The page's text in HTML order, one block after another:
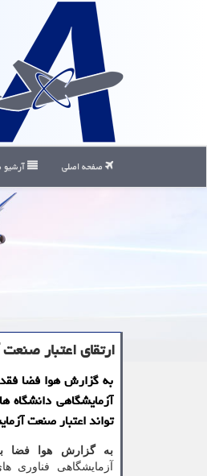
صفحه اصلی آرشیو
ارتقای اعتبار
به گزارش هوا فضا
آزمایشگاهی
تواند اعتبار صنعت
به گزارش هوا فضا
آزمایشگاهی فناوری